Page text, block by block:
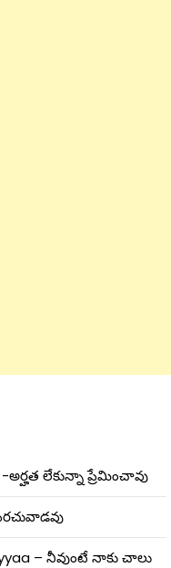
లేకున్నా ప్రేమించావు
– నీవుంటే నాకు చాలు